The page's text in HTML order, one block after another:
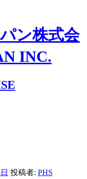
ン株式会
INC.
投稿者: PHS